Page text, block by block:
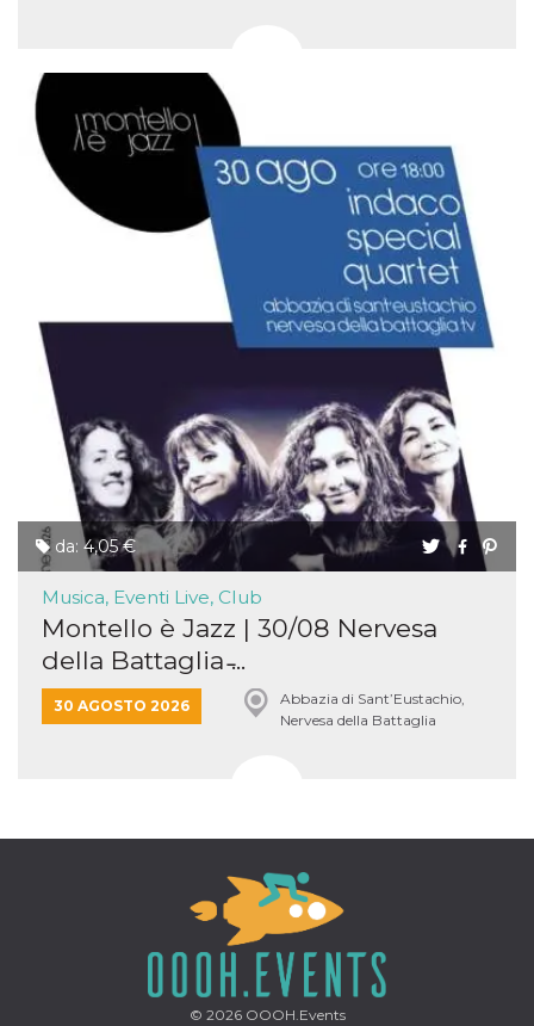
da: 4,05 €
Musica, Eventi Live, Club
Montello è Jazz | 30/08 Nervesa
della Battaglia ̵...
30 AGOSTO 2026
Abbazia di Sant’Eustachio,
Nervesa della Battaglia
© 2026OOOH.Events